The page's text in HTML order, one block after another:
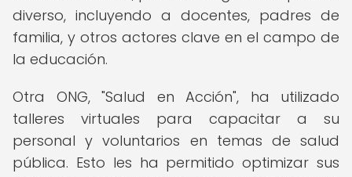
diverso, incluyendo a docentes, padres de
familia, y otros actores clave en el campo de
la educación.
Otra ONG, "Salud en Acción", ha utilizado
talleres virtuales para capacitar a su
personal y voluntarios en temas de salud
pública. Esto les ha permitido optimizar sus